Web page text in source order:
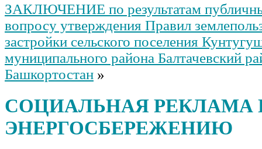
ЗАКЛЮЧЕНИЕ по результатам
вопросу утверждения Правил
застройки сельского поселения
муниципального района Балтачевский
Башкортостан »
СОЦИАЛЬНАЯ РЕКЛАМА
ЭНЕРГОСБЕРЕЖЕНИЮ